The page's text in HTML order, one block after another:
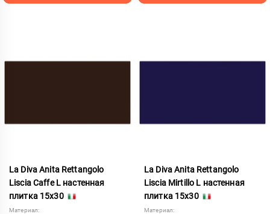
La Diva Anita Rettangolo
Liscia Caffe L настенная
плитка 15x30
Материал:
La Diva Anita Rettangolo
Liscia Mirtillo L настенная
плитка 15x30
Материал: